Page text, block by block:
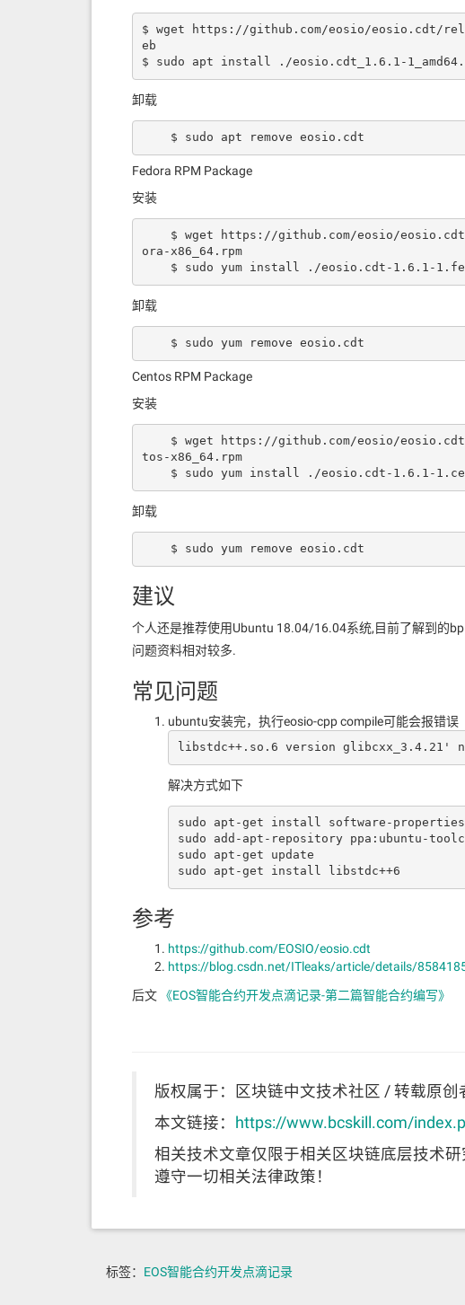
$ wget https://github.com/eosio/eosio.cdt/
eb
$ sudo apt install ./eosio.cdt_1.6.1-
卸载
    $ sudo apt remove eosio.cdt
Fedora RPM Package
安装
ora-x86_64.rpm
$ sudo yum install ./eosio.cdt-1.6.1-
卸载
    $ sudo yum remove eosio.cdt
Centos RPM Package
安装
tos-x86_64.rpm
$ sudo yum install ./eosio.cdt-1.6.1-
卸载
    $ sudo yum remove eosio.cdt
建议
个人还是推荐使用Ubuntu 18.04/16.04系统,目前了解到的
问题资料相对较多.
常见问题
ubuntu安装完，执行eosio-cpp compile可能会报错误
libstdc++.so.6 version glibcxx_3.4.21'
解决方式如下
sudo apt-get install software-properties-
sudo add-apt-repository ppa:ubuntu-
sudo apt-get update
sudo apt-get install libstdc++6
参考
https://github.com/EOSIO/eosio.cdt
https://blog.csdn.net/ITleaks/article/details/
后文
《EOS智能合约开发点滴记录-第二篇智能合约编写》
版权属于：区块链中文技术社区 / 转载原创
本文链接： https://www.bcskill.com/
相关技术文章仅限于相关区块链底层技术
遵守一切相关法律政策！
标签： EOS智能合约开发点滴记录